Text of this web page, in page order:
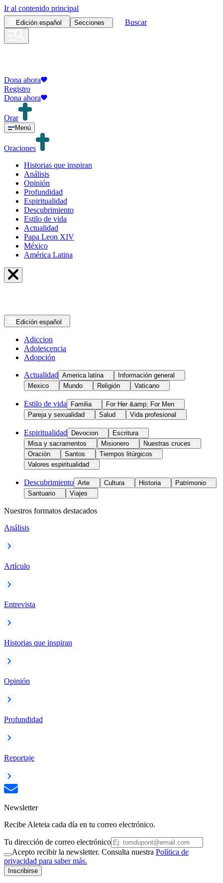
Ir al contenido principal
Edición español Secciones Buscar
Dona ahora
Registro
Dona ahora
Orar
Menú
Oraciones
Historias que inspiran
Análisis
Opinión
Profundidad
Espiritualidad
Descubrimiento
Estilo de vida
Actualidad
Papa Leon XIV
México
América Latina
Edición español
Adiccion
Adolescencia
Adopción
Actualidad America latina
Información general
Mexico
Mundo Religión Vaticano
Estilo de vida Familia
For Her &amp; For Men
Pareja y sexualidad
Salud Vida profesional
Espiritualidad Devocion
Escritura
Misa y sacramentos
Misionero
Nuestras cruces
Oración
Santos
Tiempos litúrgicos
Valores espiritualidad
Descubrimiento Arte Cultura Historia
Patrimonio
Santuario
Viajes
Nuestros formatos destacados
Análisis
Artículo
Entrevista
Historias que inspiran
Opinión
Profundidad
Reportaje
Newsletter
Recibe Aleteia cada día en tu correo electrónico.
Tu dirección de correo electrónico
Acepto recibir la newsletter. Consulta nuestra Política de
privacidad para saber más.
Inscribirse